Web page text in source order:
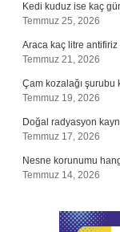
Kedi kuduz ise kaç
Temmuz 25, 2026
Araca kaç litre antifiriz
Temmuz 21, 2026
Çam kozalağı şurubu
Temmuz 19, 2026
Doğal radyasyon
Temmuz 17, 2026
Nesne korunumu
Temmuz 14, 2026